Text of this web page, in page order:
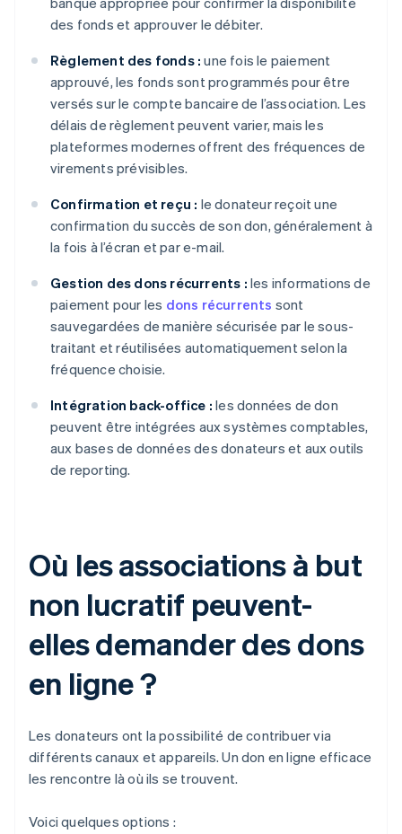
des fonds et approuver le débiter.
Règlement des fonds : une fois le paiement
approuvé, les fonds sont programmés pour être
versés sur le compte bancaire de l’association. Les
délais de règlement peuvent varier, mais les
plateformes modernes offrent des fréquences de
virements prévisibles.
Confirmation et reçu : le donateur reçoit une
confirmation du succès de son don, généralement à
la fois à l’écran et par e-mail.
Gestion des dons récurrents : les informations de
paiement pour les dons récurrents sont
sauvegardées de manière sécurisée par le sous-
traitant et réutilisées automatiquement selon la
fréquence choisie.
Intégration back-office : les données de don
peuvent être intégrées aux systèmes comptables,
aux bases de données des donateurs et aux outils
de reporting.
Où les associations à but
non lucratif peuvent-
elles demander des dons
en ligne ?
Les donateurs ont la possibilité de contribuer via
différents canaux et appareils. Un don en ligne efficace
les rencontre là où ils se trouvent.
Voici quelques options :